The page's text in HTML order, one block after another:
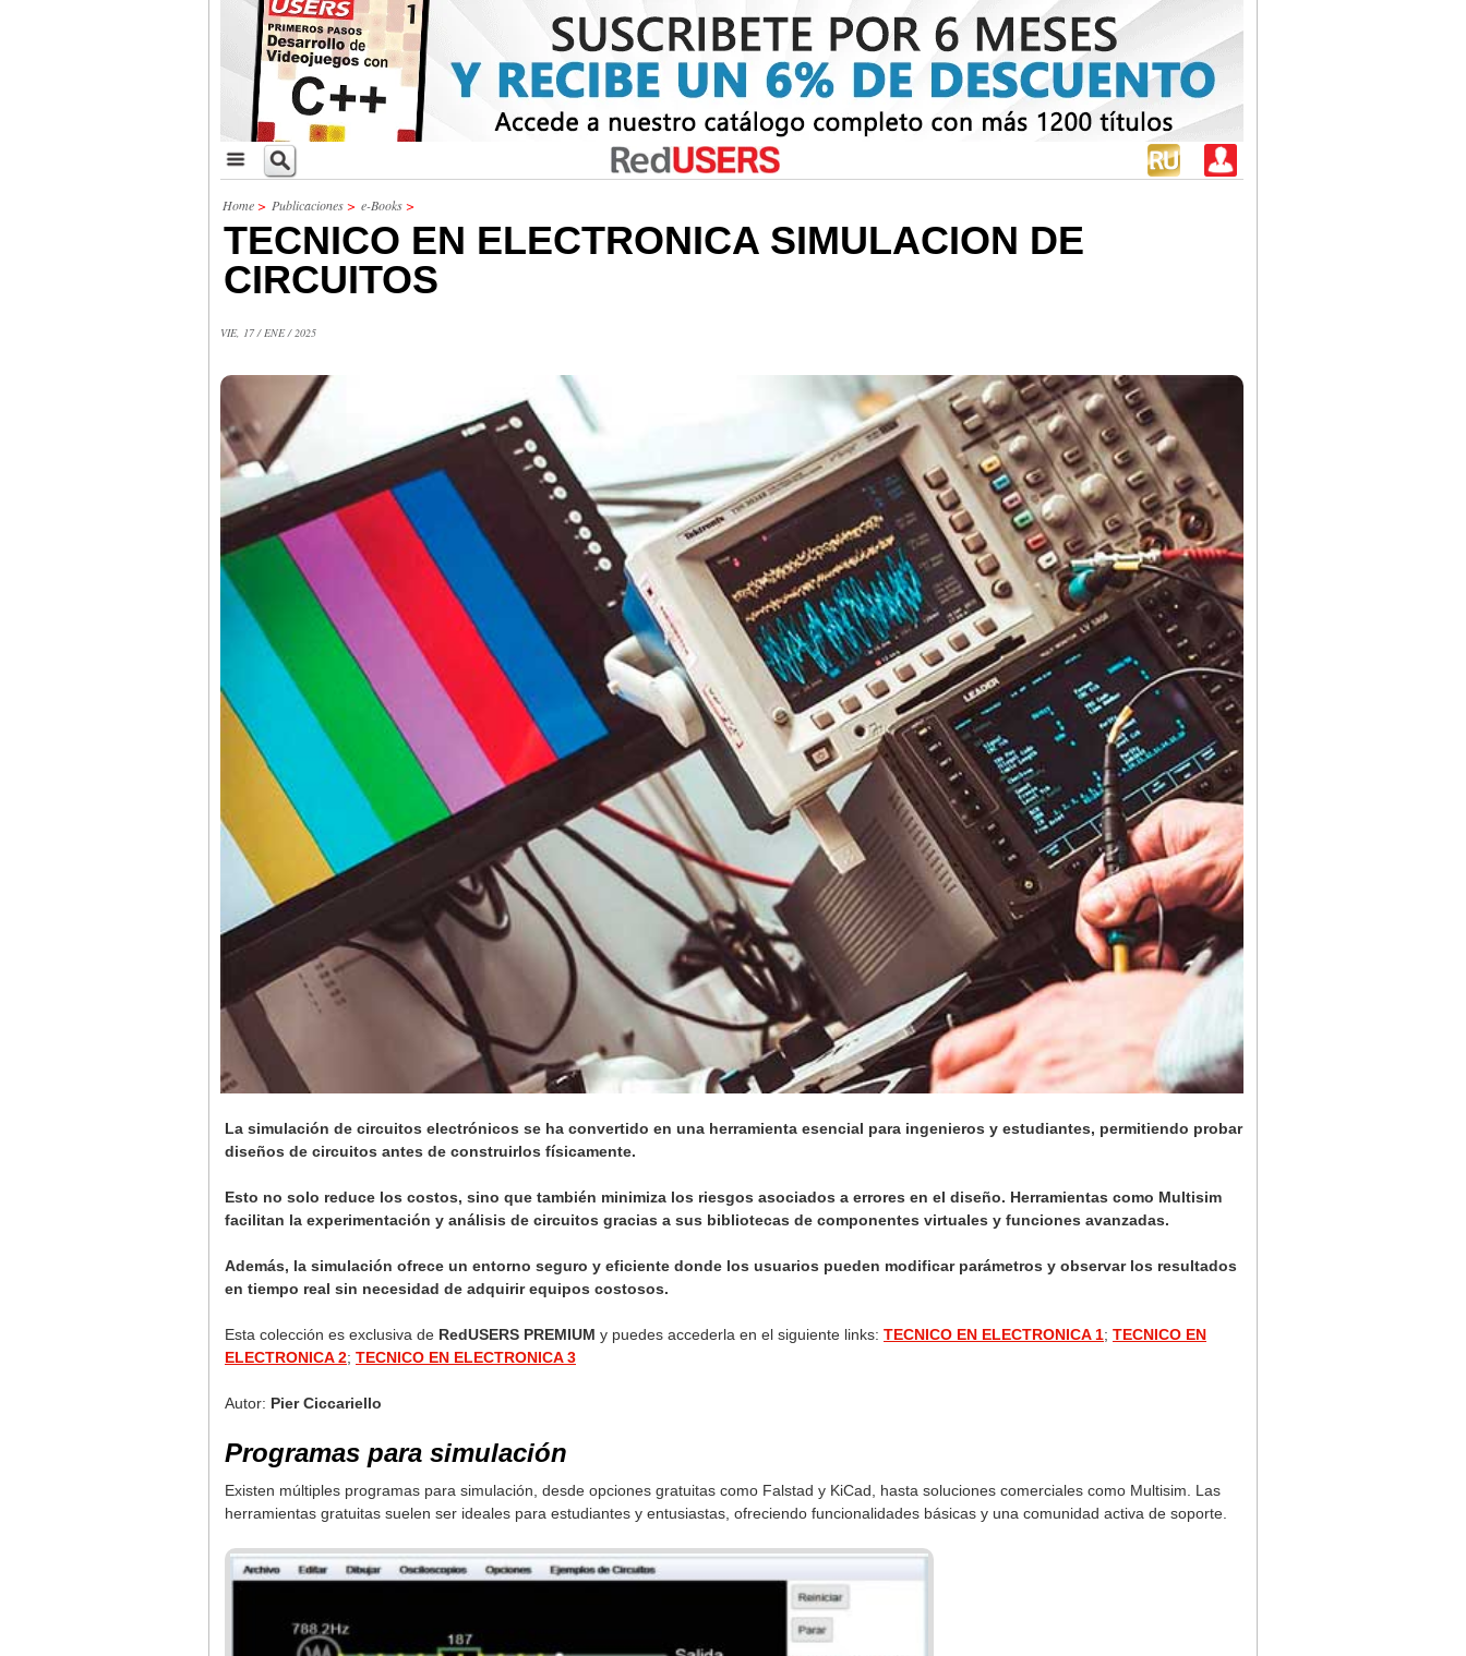
Home> Publicaciones> e-Books>
TECNICO EN ELECTRONICA SIMULACION DE
CIRCUITOS
VIE, 17 / ENE / 2025
La simulación de circuitos electrónicos se ha convertido en una herramienta esencial para ingenieros y estudiantes, permitiendo probar
diseños de circuitos antes de construirlos físicamente.
Esto no solo reduce los costos, sino que también minimiza los riesgos asociados a errores en el diseño. Herramientas como Multisim
facilitan la experimentación y análisis de circuitos gracias a sus bibliotecas de componentes virtuales y funciones avanzadas.
Además, la simulación ofrece un entorno seguro y eficiente donde los usuarios pueden modificar parámetros y observar los resultados
en tiempo real sin necesidad de adquirir equipos costosos.
Esta colección es exclusiva de RedUSERS PREMIUM y puedes accederla en el siguiente links: TECNICO EN ELECTRONICA 1; TECNICO EN
ELECTRONICA 2; TECNICO EN ELECTRONICA 3
Autor: Pier Ciccariello
Programas para simulación
Existen múltiples programas para simulación, desde opciones gratuitas como Falstad y KiCad, hasta soluciones comerciales como Multisim. Las
herramientas gratuitas suelen ser ideales para estudiantes y entusiastas, ofreciendo funcionalidades básicas y una comunidad activa de soporte.